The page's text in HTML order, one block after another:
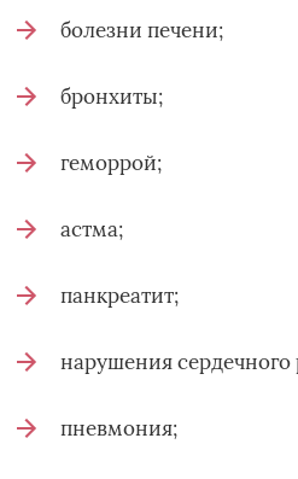
болезни печени;
бронхиты;
геморрой;
астма;
панкреатит;
нарушения сердечного
пневмония;